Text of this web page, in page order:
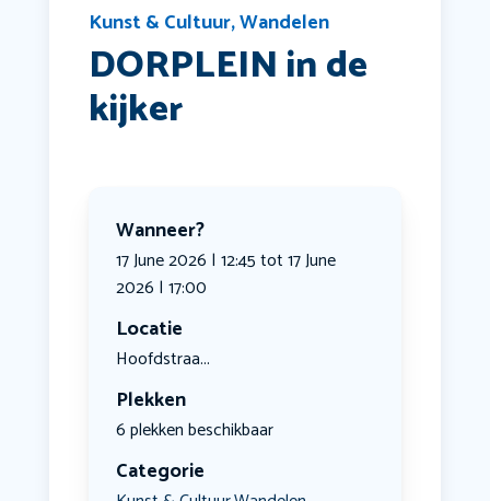
Kunst & Cultuur,Wandelen
DORPLEIN in de
kijker
Wanneer?
17 June 2026 | 12:45 tot 17 June
2026 | 17:00
Locatie
Hoofdstraa...
Plekken
6 plekken beschikbaar
Categorie